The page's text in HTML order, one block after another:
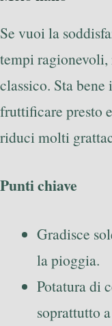
Se vuoi la
tempi ragionevoli,
classico. Sta bene
fruttificare presto
riduci molti
Punti chiave
Gradisce
la pioggia.
Potatura di
soprattutto